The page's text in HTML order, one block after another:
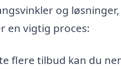
og
en vigtig proces:
flere tilbud kan du